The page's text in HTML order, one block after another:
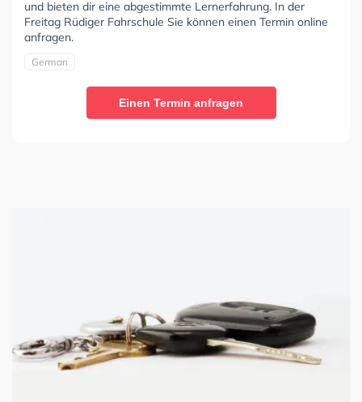
und bieten dir eine abgestimmte Lernerfahrung. In der
Freitag Rüdiger Fahrschule Sie können einen Termin online
anfragen.
German
Einen Termin anfragen